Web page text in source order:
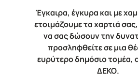
Έγκαιρα, έγκυρα και με
ετοιμάζουμε τα χαρτιά
να σας δώσουν την
προσληφθείτε σε μια
ευρύτερο δημόσιο τομέα,
ΔΕΚΟ.